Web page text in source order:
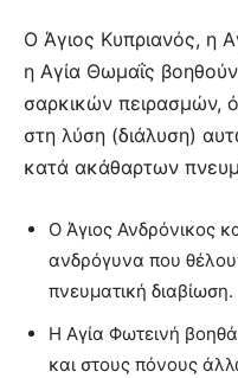
Ο Άγιος Κυπριανός, η
η Αγία Θωμαΐς
σαρκικών πειρασμών,
στη λύση (διάλυση)
κατά ακάθαρτων
Ο Άγιος Ανδρόνικος
ανδρόγυνα που
πνευματική διαβίωση.
Η Αγία Φωτεινή
και στους πόνους